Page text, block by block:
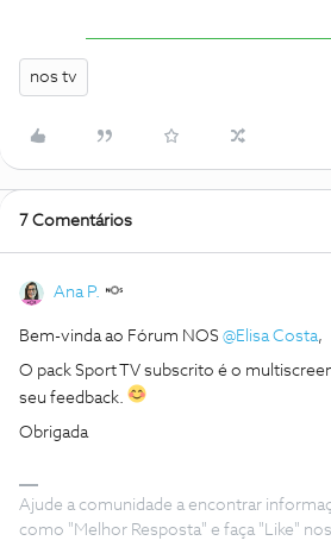
nos tv
7 Comentários
Ana P.
Bem-vinda ao Fórum NOS @Elisa Costa,
O pack Sport TV subscrito é o
seu feedback.
Obrigada
Ajude a comunidade a encontrar
como "Melhor Resposta" e faça "Like"